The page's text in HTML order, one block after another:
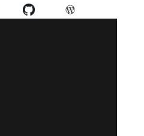
Menu